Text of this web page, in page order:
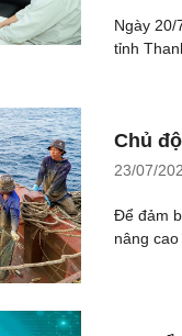
Ngày 20/
tỉnh
Chủ
23/07/
Để đảm
nâng cao